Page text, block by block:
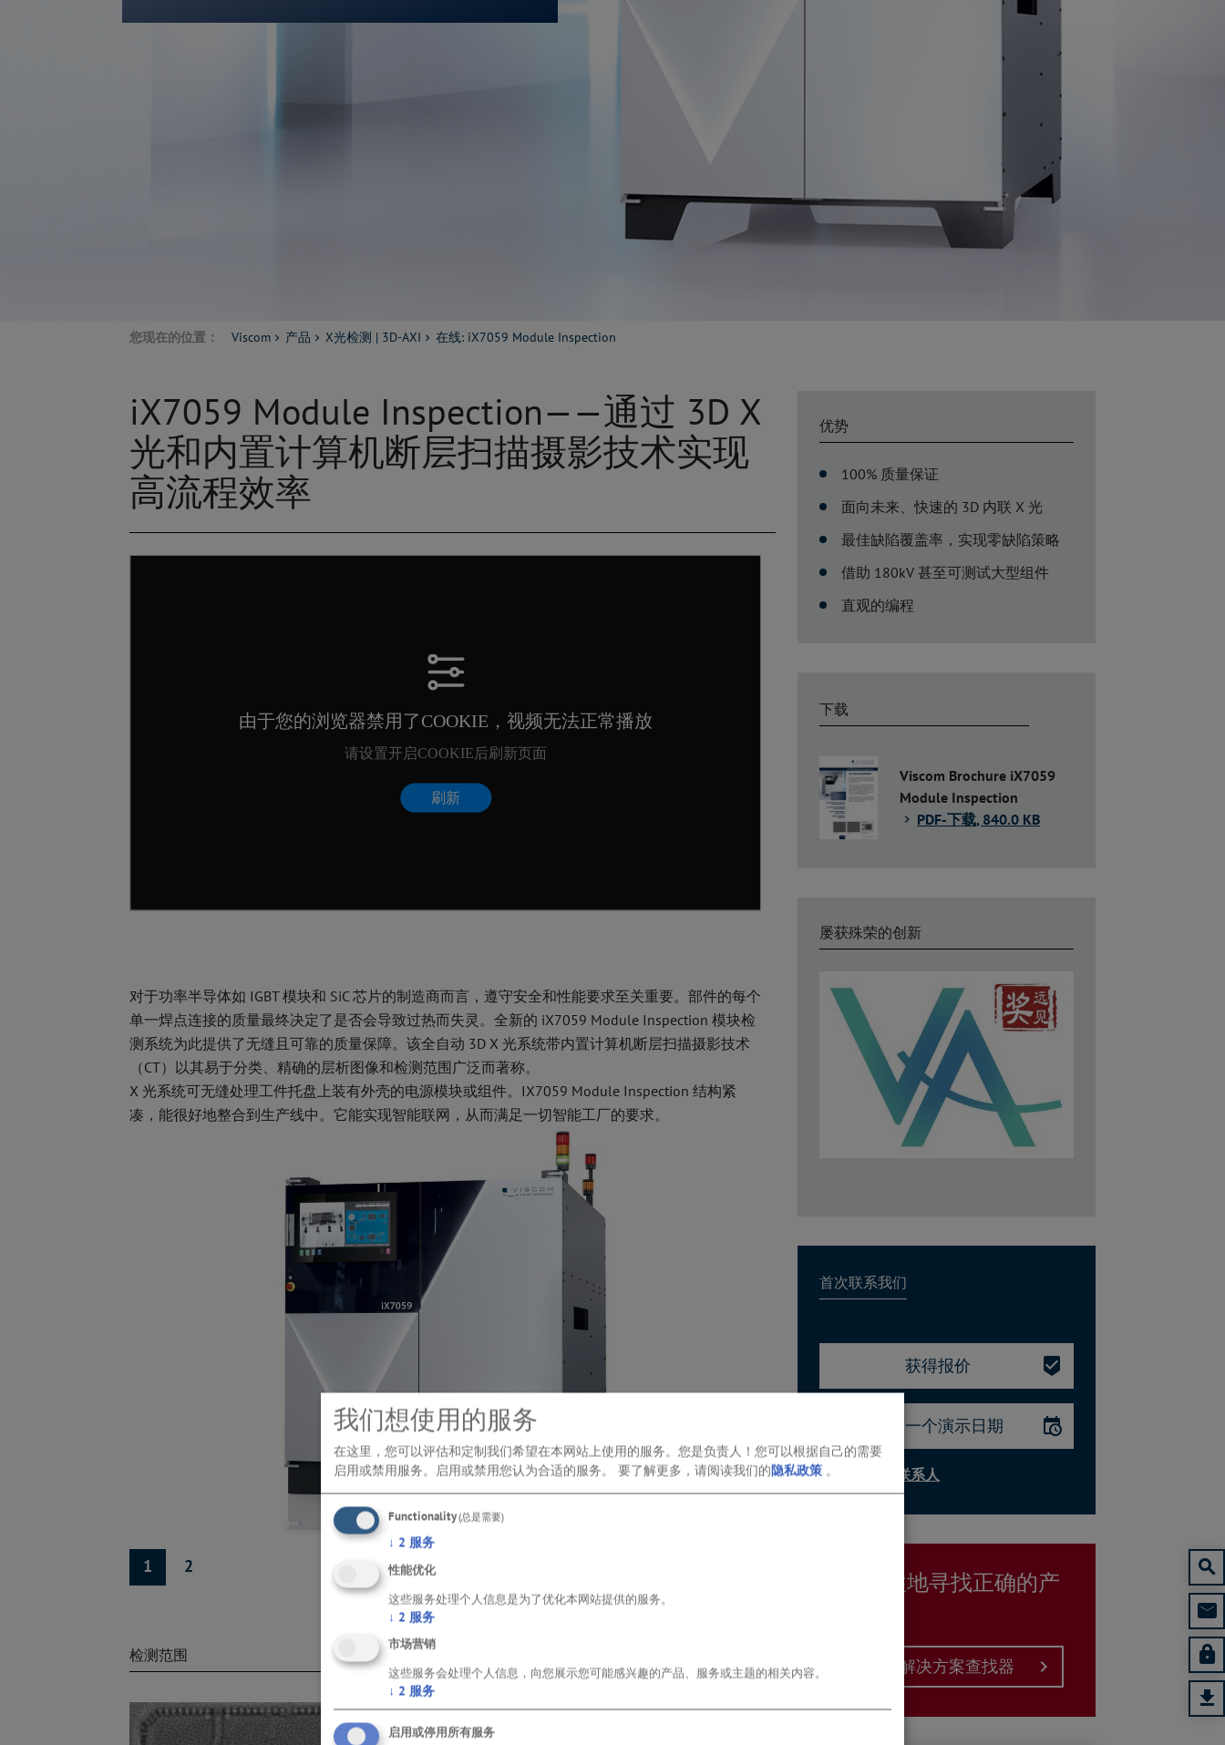
您现在的位置： Viscom 产品 X光检测 | 3D-AXI 在线: iX7059 Module Inspection
iX7059 Module Inspection——通过 3D X
光和内置计算机断层扫描摄影技术实现
高流程效率
对于功率半导体如 IGBT 模块和 SiC 芯片的制造商而言，遵守安全和性能要求至关重要。部件的每个
单一焊点连接的质量最终决定了是否会导致过热而失灵。全新的 iX7059 Module Inspection 模块检
测系统为此提供了无缝且可靠的质量保障。该全自动 3D X 光系统带内置计算机断层扫描摄影技术
（CT）以其易于分类、精确的层析图像和检测范围广泛而著称。
X 光系统可无缝处理工件托盘上装有外壳的电源模块或组件。IX7059 Module Inspection 结构紧
凑，能很好地整合到生产线中。它能实现智能联网，从而满足一切智能工厂的要求。
1 2
检测范围
优势
100% 质量保证
面向未来、快速的 3D 内联 X 光
最佳缺陷覆盖率，实现零缺陷策略
借助 180kV 甚至可测试大型组件
直观的编程
下载
Viscom Brochure iX7059
Module Inspection
PDF-下载, 840.0 KB
屡获殊荣的创新
首次联系我们
获得报价
预约一个演示日期
寻找其他联系人
有针对性地寻找正确的产
产品和解决方案查找器
我们想使用的服务
在这里，您可以评估和定制我们希望在本网站上使用的服务。您是负责人！您可以根据自己的需要
启用或禁用服务。启用或禁用您认为合适的服务。
要了解更多，请阅读我们的隐私政策 。
Functionality(总是需要)
↓ 2 服务
性能优化
这些服务处理个人信息是为了优化本网站提供的服务。
↓ 2 服务
市场营销
这些服务会处理个人信息，向您展示您可能感兴趣的产品、服务或主题的相关内容。
↓ 2 服务
启用或停用所有服务